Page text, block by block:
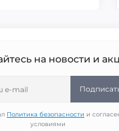
на новости и
Политика безопасности и
условиями